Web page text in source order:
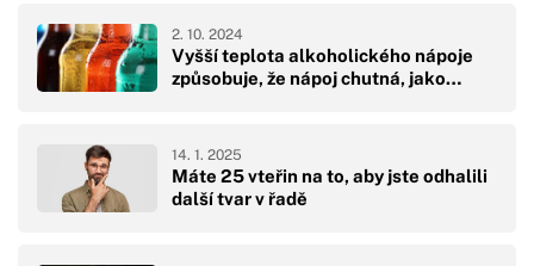
Vyšší teplota alkoholického nápoje
způsobuje, že nápoj chutná, jako…
2. 10. 2024
Máte 25 vteřin na to, aby jste odhalili
další tvar v řadě
14. 1. 2025